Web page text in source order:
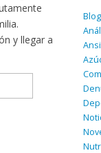
y llegar a
Blog